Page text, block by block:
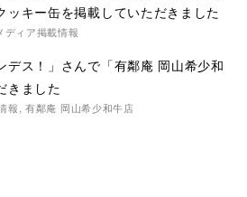
ッキー缶を掲載していただきました
ディア掲載情報
デス！」さんで「有鄰庵 岡山希少和
きました
報,有鄰庵 岡山希少和牛店